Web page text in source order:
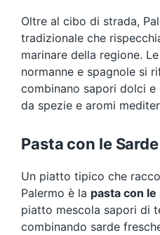
Oltre al cibo di strada,
tradizionale che
marinare della regione.
normanne e spagnole si
combinano sapori dolci
da spezie e aromi
Pasta con le Sarde
Un piatto tipico che
Palermo è la pasta con le
piatto mescola sapori di
combinando sarde